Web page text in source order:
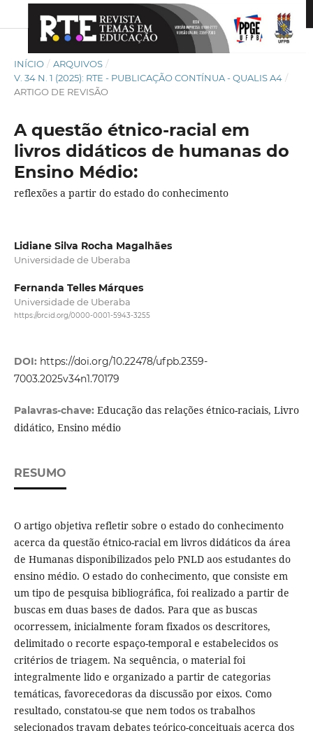
INÍCIO / ARQUIVOS /
V. 34 N. 1 (2025): RTE - PUBLICAÇÃO CONTÍNUA - QUALIS A4 /
ARTIGO DE REVISÃO
A questão étnico-racial em
livros didáticos de humanas do
Ensino Médio:
reflexões a partir do estado do conhecimento
Lidiane Silva Rocha Magalhães
Universidade de Uberaba
Fernanda Telles Márques
Universidade de Uberaba
https://orcid.org/0000-0001-5943-3255
DOI: https://doi.org/10.22478/ufpb.2359-
7003.2025v34n1.70179
Palavras-chave: Educação das relações étnico-raciais, Livro
didático, Ensino médio
RESUMO
O artigo objetiva refletir sobre o estado do conhecimento
acerca da questão étnico-racial em livros didáticos da área
de Humanas disponibilizados pelo PNLD aos estudantes do
ensino médio. O estado do conhecimento, que consiste em
um tipo de pesquisa bibliográfica, foi realizado a partir de
buscas em duas bases de dados. Para que as buscas
ocorressem, inicialmente foram fixados os descritores,
delimitado o recorte espaço-temporal e estabelecidos os
critérios de triagem. Na sequência, o material foi
integralmente lido e organizado a partir de categorias
temáticas, favorecedoras da discussão por eixos. Como
resultado, constatou-se que nem todos os trabalhos
selecionados travam debates teórico-conceituais acerca dos